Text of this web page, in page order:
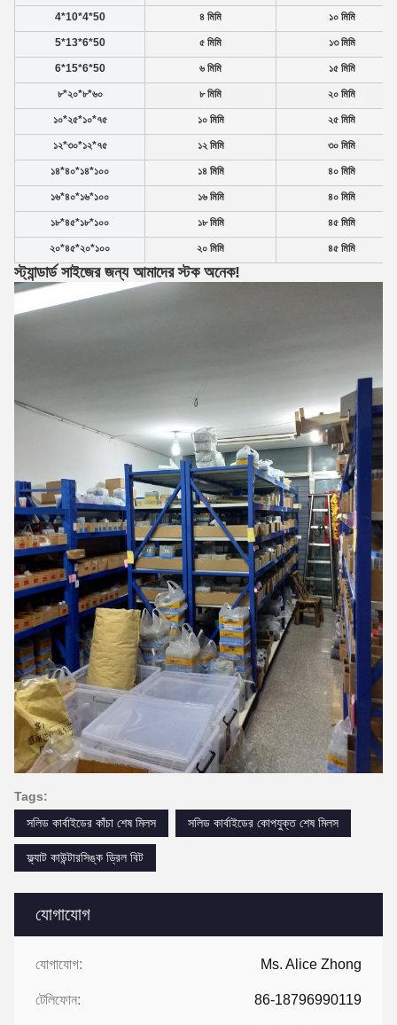
যোগাযোগ
যোগাযোগ: Ms. Alice Zhong
টেলিফোন: 86-18796990119
4*10*4*50 ৪ মিমি ১০ মিমি
5*13*6*50 ৫ মিমি ১৩ মিমি
6*15*6*50 ৬ মিমি ১৫ মিমি
৮*২০*৮*৬০ ৮ মিমি ২০ মিমি
১০*২৫*১০*৭৫ ১০ মিমি ২৫ মিমি
১২*৩০*১২*৭৫ ১২ মিমি ৩০ মিমি
১৪*৪০*১৪*১০০ ১৪ মিমি ৪০ মিমি
১৬*৪০*১৬*১০০ ১৬ মিমি ৪০ মিমি
১৮*৪৫*১৮*১০০ ১৮ মিমি ৪৫ মিমি
২০*৪৫*২০*১০০ ২০ মিমি ৪৫ মিমি
স্ট্যান্ডার্ড সাইজের জন্য আমাদের স্টক অনেক!
Tags:
সলিড কার্বাইডের কাঁচা শেষ মিলস
সলিড কার্বাইডের কোপযুক্ত শেষ মিলস
ফ্ল্যাট কাউন্টারসিঙ্ক ড্রিল বিট